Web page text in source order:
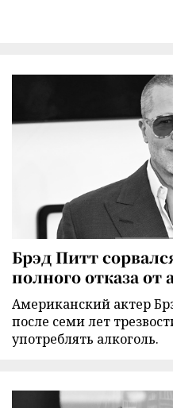
Брэд Питт
полного отказа от
Американский актер
после семи лет
употреблять алкоголь.